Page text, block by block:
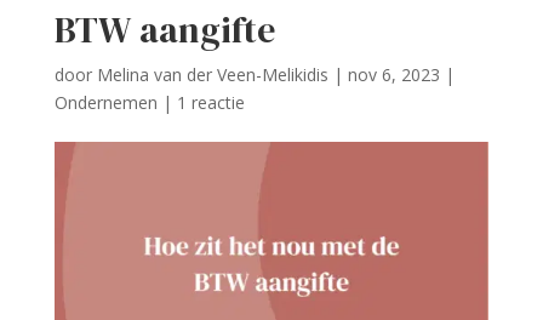
BTW aangifte
door Melina van der Veen-Melikidis | nov 6, 2023 |
Ondernemen | 1 reactie